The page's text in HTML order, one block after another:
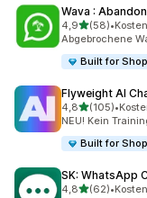
Wava :
4,9von 5 Sternen
(58)
58 Rezensionen
•
Abgebrochene
Built for
Flyweight AI
4,8von 5 Sternen
(105)
105 Rezensionen
•
NEU! Kein
Built for
SK: WhatsApp
4,8von 5 Sternen
(62)
62 Rezensionen
•